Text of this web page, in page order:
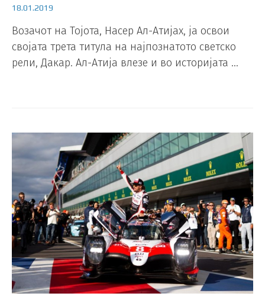
18.01.2019
Возачот на Тојота, Насер Ал-Атијах, ја освои
својата трета титула на најпознатото светско
рели, Дакар. Ал-Атија влезе и во историјата …